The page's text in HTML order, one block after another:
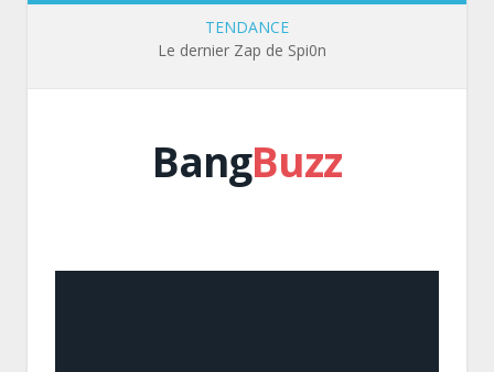
TENDANCE
Le dernier Zap de Spi0n
BangBuzz